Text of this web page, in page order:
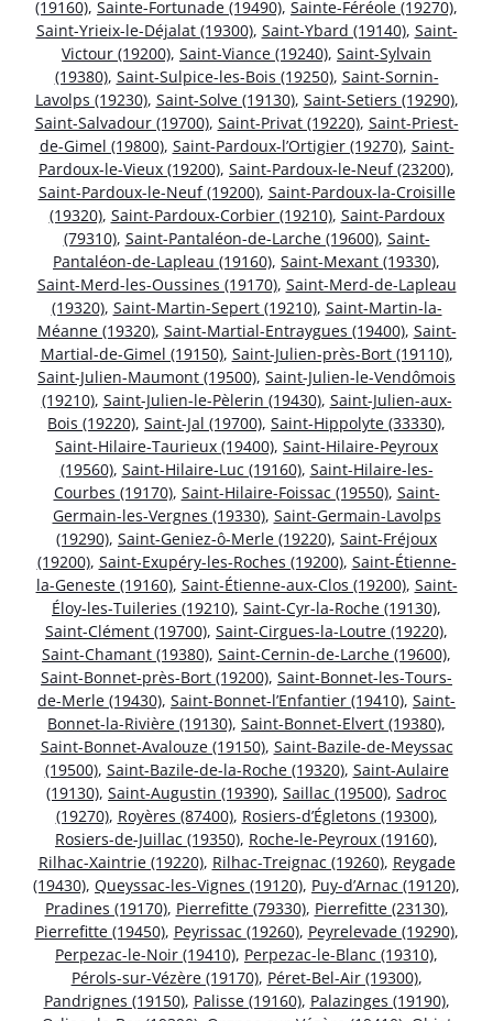
(19160), Sainte-Fortunade (19490), Sainte-Féréole (19270),
Saint-Yrieix-le-Déjalat (19300), Saint-Ybard (19140), Saint-
Victour (19200), Saint-Viance (19240), Saint-Sylvain
(19380), Saint-Sulpice-les-Bois (19250), Saint-Sornin-
Lavolps (19230), Saint-Solve (19130), Saint-Setiers (19290),
Saint-Salvadour (19700), Saint-Privat (19220), Saint-Priest-
de-Gimel (19800), Saint-Pardoux-l’Ortigier (19270), Saint-
Pardoux-le-Vieux (19200), Saint-Pardoux-le-Neuf (23200),
Saint-Pardoux-le-Neuf (19200), Saint-Pardoux-la-Croisille
(19320), Saint-Pardoux-Corbier (19210), Saint-Pardoux
(79310), Saint-Pantaléon-de-Larche (19600), Saint-
Pantaléon-de-Lapleau (19160), Saint-Mexant (19330),
Saint-Merd-les-Oussines (19170), Saint-Merd-de-Lapleau
(19320), Saint-Martin-Sepert (19210), Saint-Martin-la-
Méanne (19320), Saint-Martial-Entraygues (19400), Saint-
Martial-de-Gimel (19150), Saint-Julien-près-Bort (19110),
Saint-Julien-Maumont (19500), Saint-Julien-le-Vendômois
(19210), Saint-Julien-le-Pèlerin (19430), Saint-Julien-aux-
Bois (19220), Saint-Jal (19700), Saint-Hippolyte (33330),
Saint-Hilaire-Taurieux (19400), Saint-Hilaire-Peyroux
(19560), Saint-Hilaire-Luc (19160), Saint-Hilaire-les-
Courbes (19170), Saint-Hilaire-Foissac (19550), Saint-
Germain-les-Vergnes (19330), Saint-Germain-Lavolps
(19290), Saint-Geniez-ô-Merle (19220), Saint-Fréjoux
(19200), Saint-Exupéry-les-Roches (19200), Saint-Étienne-
la-Geneste (19160), Saint-Étienne-aux-Clos (19200), Saint-
Éloy-les-Tuileries (19210), Saint-Cyr-la-Roche (19130),
Saint-Clément (19700), Saint-Cirgues-la-Loutre (19220),
Saint-Chamant (19380), Saint-Cernin-de-Larche (19600),
Saint-Bonnet-près-Bort (19200), Saint-Bonnet-les-Tours-
de-Merle (19430), Saint-Bonnet-l’Enfantier (19410), Saint-
Bonnet-la-Rivière (19130), Saint-Bonnet-Elvert (19380),
Saint-Bonnet-Avalouze (19150), Saint-Bazile-de-Meyssac
(19500), Saint-Bazile-de-la-Roche (19320), Saint-Aulaire
(19130), Saint-Augustin (19390), Saillac (19500), Sadroc
(19270), Royères (87400), Rosiers-d’Égletons (19300),
Rosiers-de-Juillac (19350), Roche-le-Peyroux (19160),
Rilhac-Xaintrie (19220), Rilhac-Treignac (19260), Reygade
(19430), Queyssac-les-Vignes (19120), Puy-d’Arnac (19120),
Pradines (19170), Pierrefitte (79330), Pierrefitte (23130),
Pierrefitte (19450), Peyrissac (19260), Peyrelevade (19290),
Perpezac-le-Noir (19410), Perpezac-le-Blanc (19310),
Pérols-sur-Vézère (19170), Péret-Bel-Air (19300),
Pandrignes (19150), Palisse (19160), Palazinges (19190),